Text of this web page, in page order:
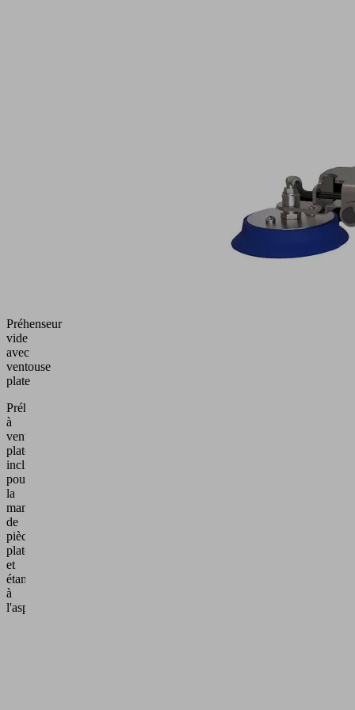
Préhenseur
vide
avec
ventouse
plate
Préhenseur
à
ventouse
plate
inclinable
pour
la
manipulation
de
pièces
plates
et
étanches
à
l'aspiration.